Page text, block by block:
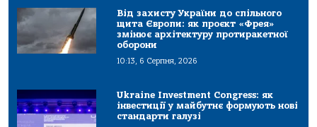
Від захисту України до спільного
щита Європи: як проєкт «Фрея»
змінює архітектуру протиракетної
оборони
10:13, 6 Серпня, 2026
Ukraine Investment Congress: як
інвестиції у майбутнє формують нові
стандарти галузі